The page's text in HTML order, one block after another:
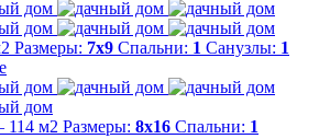
Размеры: 7х9 Спальни: 1 Санузлы: 1
114 м2 Размеры: 8х16 Спальни: 1